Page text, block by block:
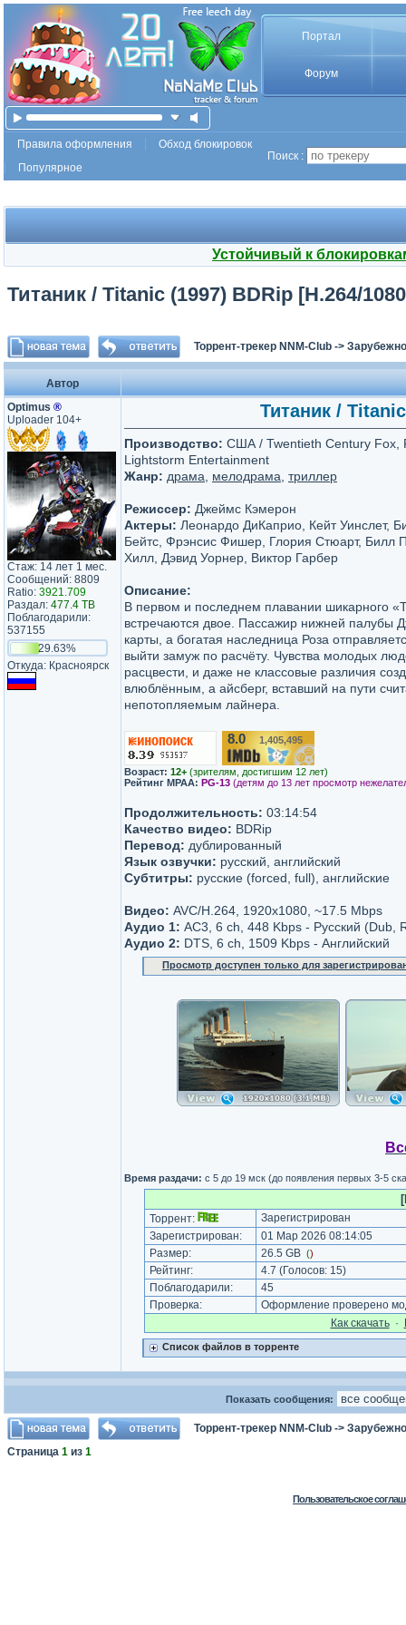
Портал
Форум
Правила оформления
Обход блокировок
Популярное
Поиск :
Устойчивый к
Титаник / Titanic (1997) BDRip [H.264/
Торрент-трекер NNM-Club ->
Автор
Optimus ®
Uploader 104+
Стаж: 14 лет 1 мес.
Сообщений: 8809
Ratio: 3921.709
Раздал: 477.4 TB
Поблагодарили:
537155
29.63%
Откуда: Красноярск
Титаник /
Производство: США / Twentieth Century Fox,
Lightstorm Entertainment
Жанр: драма мелодрама триллер
Режиссер: Джеймс Кэмерон
Актеры: Леонардо ДиКаприо, Кейт Уинслет,
Бейтс, Фрэнсис Фишер, Глория Стюарт, Билл
Хилл, Дэвид Уорнер, Виктор Гарбер
Описание:
В первом и последнем плавании шикарного
встречаются двое. Пассажир нижней палубы
карты, а богатая наследница Роза
выйти замуж по расчёту. Чувства молодых
расцвести, и даже не классовые различия
влюблённым, а айсберг, вставший на пути
непотопляемым лайнера.
8.0 1,405,495
Возраст: 12+ (зрителям, достигшим 12 лет)
Рейтинг MPAA: PG-13 (детям до 13 лет просмотр
Продолжительность: 03:14:54
Качество видео: BDRip
Перевод: дублированный
Язык озвучки: русский, английский
Субтитры: русские (forced, full), английские
Видео: AVC/H.264, 1920x1080, ~17.5 Mbps
Аудио 1: AC3, 6 ch, 448 Kbps - Русский (Dub,
Аудио 2: DTS, 6 ch, 1509 Kbps - Английский
Просмотр доступен только для
Время раздачи: c 5 до 19 мск (до появления первых 3-5
Торрент:
Зарегистрирован
Зарегистрирован:
01 Мар 2026 08:14:05
Размер:
26.5 GB ()
Рейтинг: 4.7 (Голосов: 15)
Поблагодарили:
45
Проверка:
Оформление проверено
Как cкачать·
Список файлов в торренте
Показать сообщения:
Торрент-трекер NNM-Club ->
Страница 1 из 1
Пользовательское